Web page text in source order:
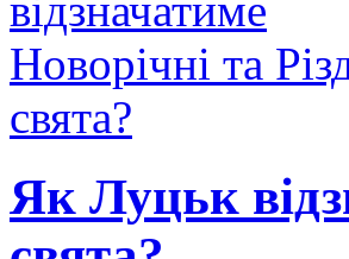
Як Луцьк